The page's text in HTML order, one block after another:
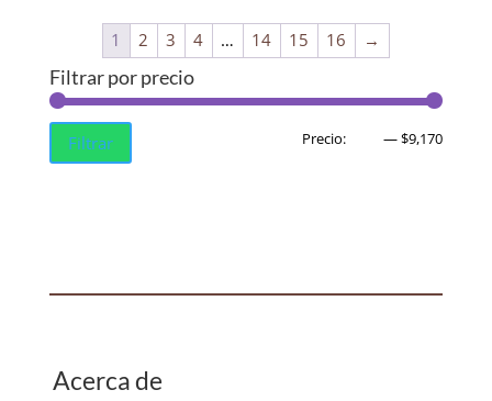
1 2 3 4 … 14 15 16 →
Filtrar por precio
Precio
Precio
Filtrar Precio: —$9,170
Acerca de